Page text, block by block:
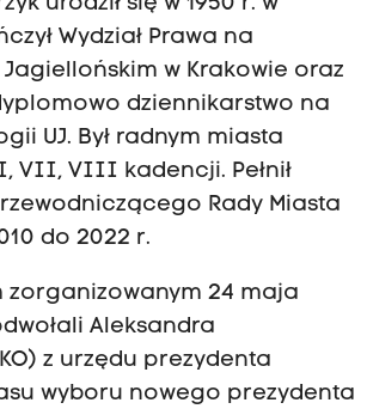
Wydział Prawa na
w Krakowie oraz
dziennikarstwo na
UJ. Był radnym miasta
VII, VIII kadencji. Pełnił
Rady Miasta
do 2022 r.
zorganizowanym 24 maja
Aleksandra
z urzędu prezydenta
wyboru nowego prezydenta